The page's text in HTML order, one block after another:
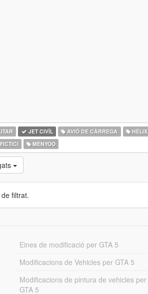
JET CIVÍL AVIÓ DE CÀRREGA HÈLIX
MENYOO
filtrat.
Eines de modificació per GTA 5
Modificacions de Vehicles per GTA 5
Modificacions de pintura de vehicles per
GTA 5